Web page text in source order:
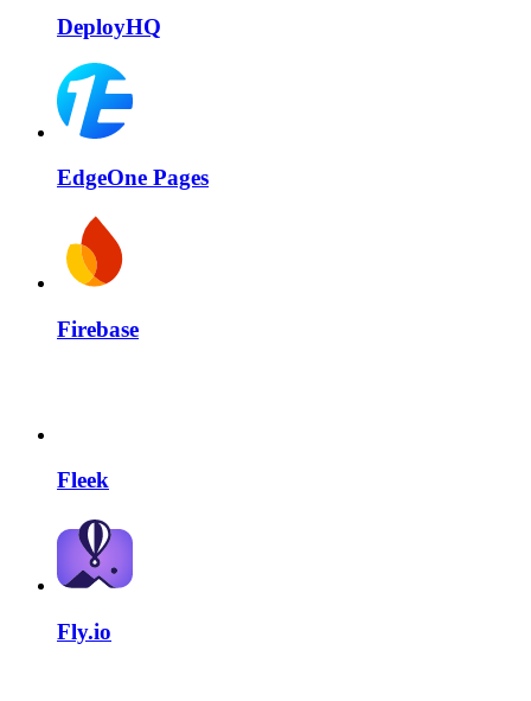
DeployHQ
EdgeOne Pages
Firebase
Fleek
Fly.io